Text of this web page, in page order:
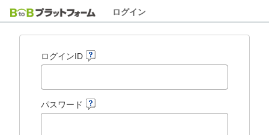
ログイン
ログインID
パスワード